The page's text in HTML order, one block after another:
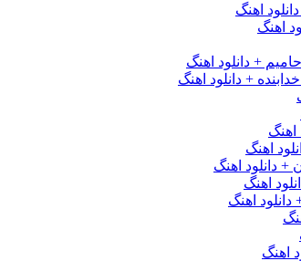
اهنگ
اهنگ
+ دانلود اهنگ
+ دانلود اهنگ
اهنگ
اهنگ
+ دانلود اهنگ
اهنگ
اهنگ
اهنگ